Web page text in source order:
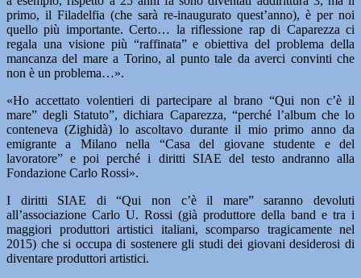
primo, il Filadelfia (che sarà re-inaugurato quest’anno), è per noi
quello più importante. Certo… la riflessione rap di Caparezza ci
regala una visione più “raffinata” e obiettiva del problema della
mancanza del mare a Torino, al punto tale da averci convinti che
non è un problema…».
«Ho accettato volentieri di partecipare al brano “Qui non c’è il
mare” degli Statuto”, dichiara Caparezza, “perché l’album che lo
conteneva (Zighidà) lo ascoltavo durante il mio primo anno da
emigrante a Milano nella “Casa del giovane studente e del
lavoratore” e poi perché i diritti SIAE del testo andranno alla
Fondazione Carlo Rossi».
I diritti SIAE di “Qui non c’è il mare” saranno devoluti
all’associazione Carlo U. Rossi (già produttore della band e tra i
maggiori produttori artistici italiani, scomparso tragicamente nel
2015) che si occupa di sostenere gli studi dei giovani desiderosi di
diventare produttori artistici.